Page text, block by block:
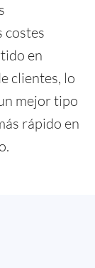
costes
en
clientes, lo
mejor tipo
rápido en